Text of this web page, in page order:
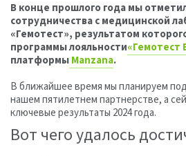
В конце прошлого года мы
сотрудничества с медицинской
«Гемотест», результатом
программы лояльности«Гемотест
платформыManzana.
В ближайшее время мы планируем
нашем пятилетнем партнерстве, а
ключевые результаты 2024 года.
Вот чего удалось